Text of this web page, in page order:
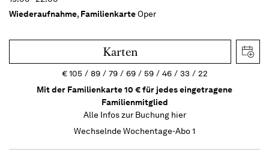
Wiederaufnahme, FamilienkarteOper
Karten
€105 89 79 69 59 46 33
22
Mit der Familienkarte 10 € für jedes eingetragene
Familienmitglied
Alle Infos zur Buchung hier
Wechselnde Wochentage-Abo 1